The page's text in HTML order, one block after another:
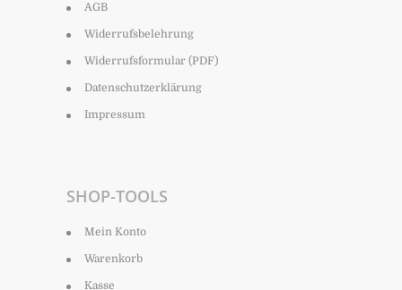
AGB
Widerrufsbelehrung
Widerrufsformular (PDF)
Datenschutzerklärung
Impressum
SHOP-TOOLS
Mein Konto
Warenkorb
Kasse